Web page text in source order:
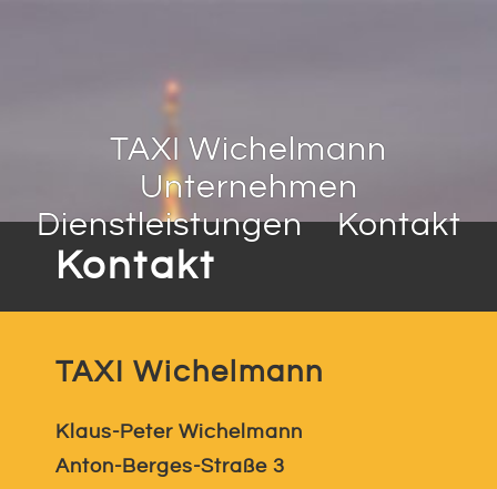
Kontakt
TAXI Wichelmann
Klaus-Peter Wichelmann
Anton-Berges-Straße 3
TAXI Wichelmann
Unternehmen
Dienstleistungen
Kontakt